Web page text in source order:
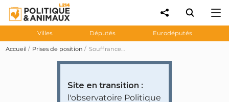
Villes Députés Eurodéputés
Accueil Prises de position Souffrances des animaux à l'abattoir de Craon : 7 députés demandent la généralisation du contrôle vidéo dans les abattoirs
Site en transition :
l'observatoire Politique